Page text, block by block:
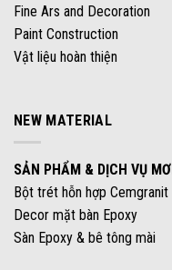
Fine Ars and Decoration
Paint Construction
Vật liệu hoàn thiện
NEW MATERIAL
SẢN PHẨM & DỊCH VỤ MƠI
Bột trét hỗn hợp Cemgranit
Decor mặt bàn Epoxy
Sàn Epoxy & bê tông mài